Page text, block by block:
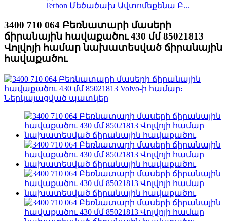
Terbon Մեծածախ Ավտոմեքենա Բ...
3400 710 064 Բեռնատարի մասերի
ճիրանային հավաքածու 430 մմ 85021813
Վոլվոյի համար նախատեսված ճիրանային
հավաքածու